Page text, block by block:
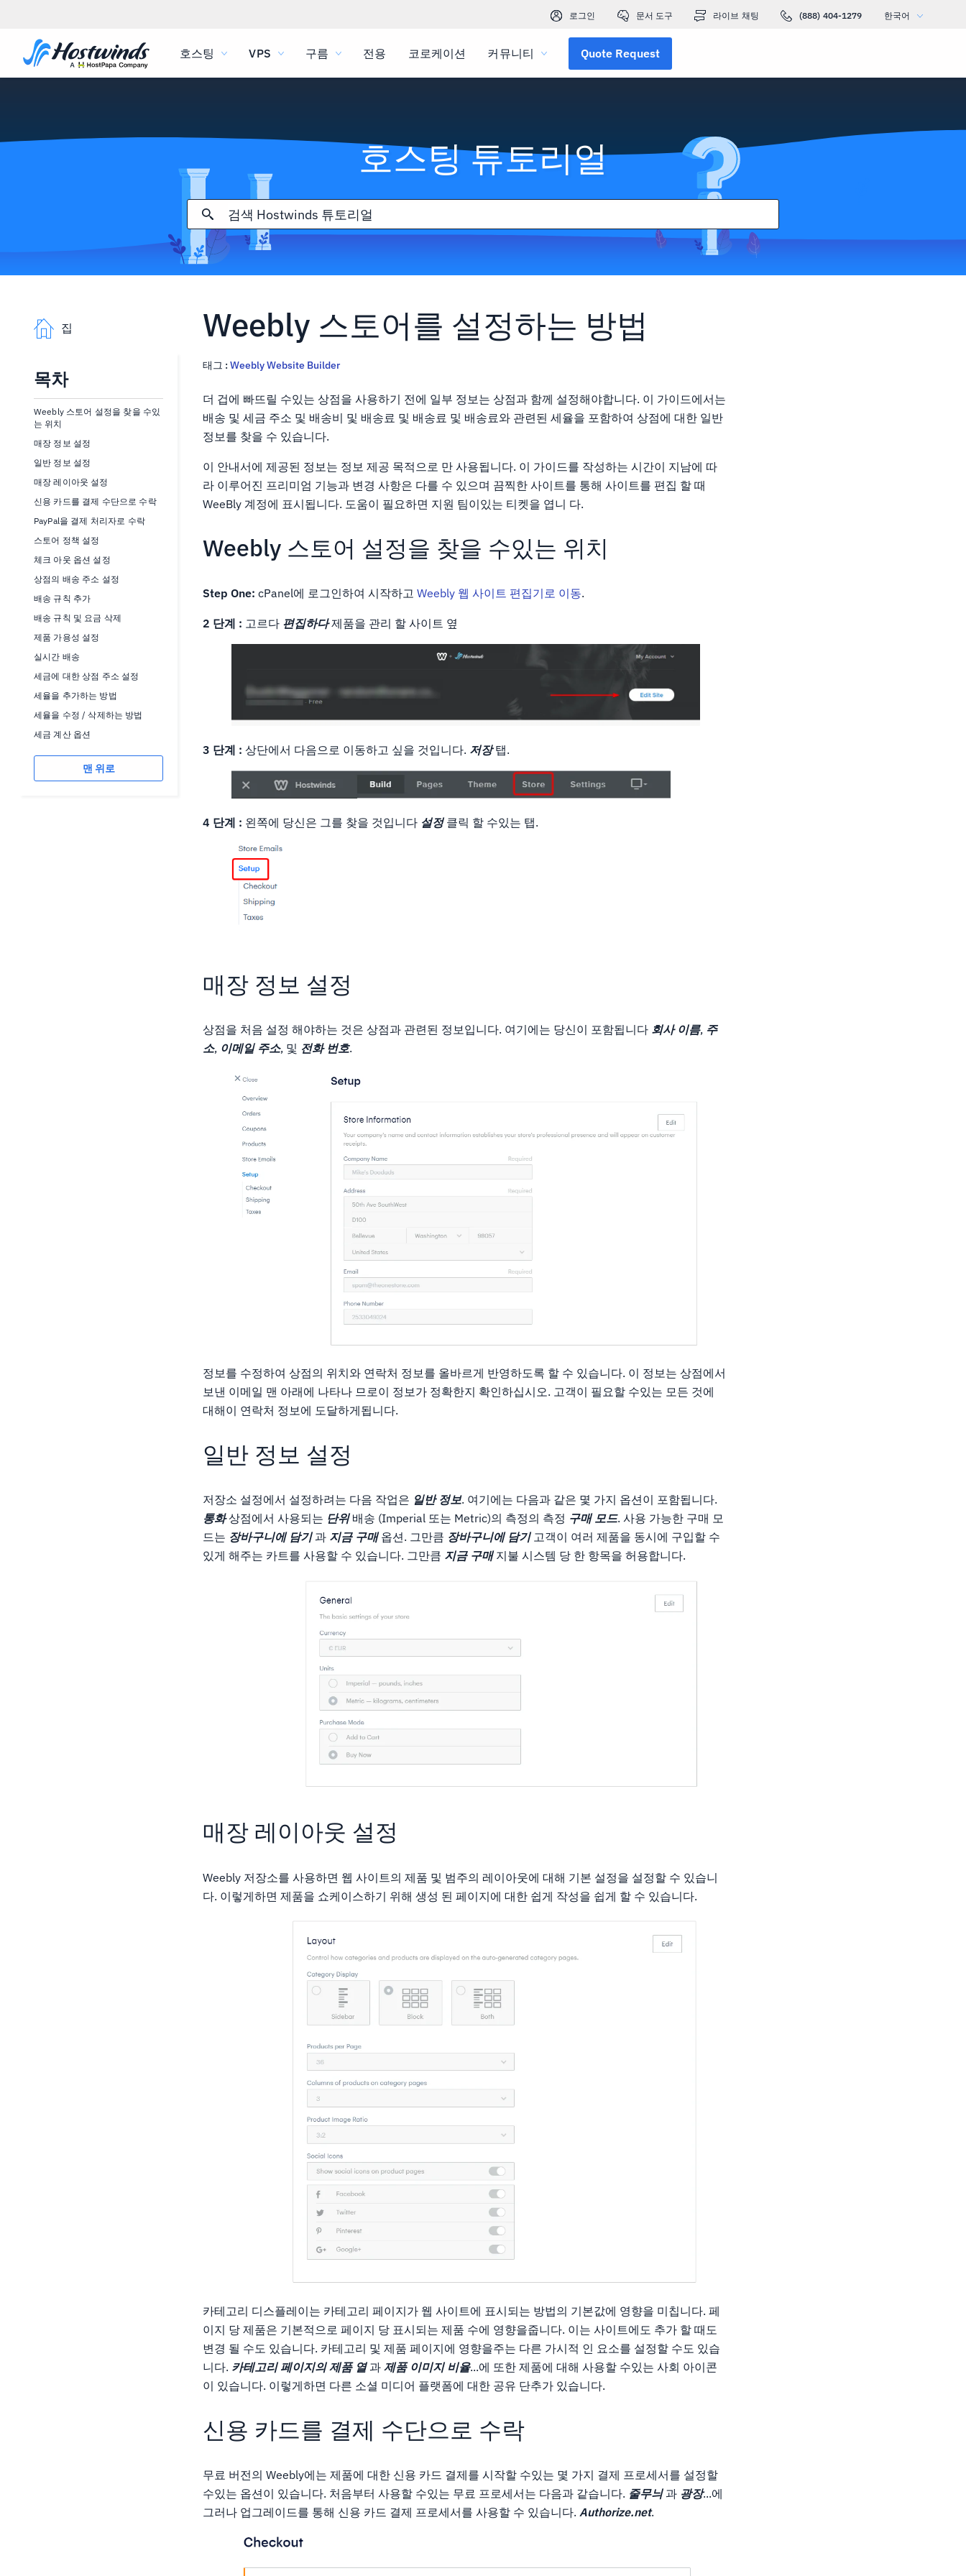
로그인 문서 도구 라이브 채팅 (888) 404-1279 한국어
호스팅 VPS 구름 전용 코로케이션 커뮤니티 Quote Request
호스팅 튜토리얼
집
목차
Weebly 스토어 설정을 찾을 수있
는 위치
매장 정보 설정
일반 정보 설정
매장 레이아웃 설정
신용 카드를 결제 수단으로 수락
PayPal을 결제 처리자로 수락
스토어 정책 설정
체크 아웃 옵션 설정
상점의 배송 주소 설정
배송 규칙 추가
배송 규칙 및 요금 삭제
제품 가용성 설정
실시간 배송
세금에 대한 상점 주소 설정
세율을 추가하는 방법
세율을 수정 / 삭제하는 방법
세금 계산 옵션
맨 위로
Weebly 스토어를 설정하는 방법
태그 : Weebly Website Builder
더 겁에 빠뜨릴 수있는 상점을 사용하기 전에 일부 정보는 상점과 함께 설정해야합니다. 이 가이드에서는
배송 및 세금 주소 및 배송비 및 배송료 및 배송료 및 배송료와 관련된 세율을 포함하여 상점에 대한 일반
정보를 찾을 수 있습니다.
이 안내서에 제공된 정보는 정보 제공 목적으로 만 사용됩니다. 이 가이드를 작성하는 시간이 지남에 따
라 이루어진 프리미엄 기능과 변경 사항은 다를 수 있으며 끔찍한 사이트를 통해 사이트를 편집 할 때
WeeBly 계정에 표시됩니다. 도움이 필요하면 지원 팀이있는 티켓을 엽니 다.
Weebly 스토어 설정을 찾을 수있는 위치
Step One: cPanel에 로그인하여 시작하고Weebly 웹 사이트 편집기로 이동.
2 단계 : 고르다 편집하다제품을 관리 할 사이트 옆
3 단계 : 상단에서 다음으로 이동하고 싶을 것입니다. 저장탭.
4 단계 : 왼쪽에 당신은 그를 찾을 것입니다 설정클릭 할 수있는 탭.
매장 정보 설정
상점을 처음 설정 해야하는 것은 상점과 관련된 정보입니다. 여기에는 당신이 포함됩니다 회사 이름, 주
소, 이메일 주소, 및 전화 번호.
정보를 수정하여 상점의 위치와 연락처 정보를 올바르게 반영하도록 할 수 있습니다. 이 정보는 상점에서
보낸 이메일 맨 아래에 나타나 므로이 정보가 정확한지 확인하십시오. 고객이 필요할 수있는 모든 것에
대해이 연락처 정보에 도달하게됩니다.
일반 정보 설정
저장소 설정에서 설정하려는 다음 작업은 일반 정보. 여기에는 다음과 같은 몇 가지 옵션이 포함됩니다.
통화상점에서 사용되는 단위배송 (Imperial 또는 Metric)의 측정의 측정 구매 모드. 사용 가능한 구매 모
드는 장바구니에 담기과 지금 구매옵션. 그만큼 장바구니에 담기고객이 여러 제품을 동시에 구입할 수
있게 해주는 카트를 사용할 수 있습니다. 그만큼 지금 구매지불 시스템 당 한 항목을 허용합니다.
매장 레이아웃 설정
Weebly 저장소를 사용하면 웹 사이트의 제품 및 범주의 레이아웃에 대해 기본 설정을 설정할 수 있습니
다. 이렇게하면 제품을 쇼케이스하기 위해 생성 된 페이지에 대한 쉽게 작성을 쉽게 할 수 있습니다.
카테고리 디스플레이는 카테고리 페이지가 웹 사이트에 표시되는 방법의 기본값에 영향을 미칩니다. 페
이지 당 제품은 기본적으로 페이지 당 표시되는 제품 수에 영향을줍니다. 이는 사이트에도 추가 할 때도
변경 될 수도 있습니다. 카테고리 및 제품 페이지에 영향을주는 다른 가시적 인 요소를 설정할 수도 있습
니다. 카테고리 페이지의 제품 열과제품 이미지 비율...에 또한 제품에 대해 사용할 수있는 사회 아이콘
이 있습니다. 이렇게하면 다른 소셜 미디어 플랫폼에 대한 공유 단추가 있습니다.
신용 카드를 결제 수단으로 수락
무료 버전의 Weebly에는 제품에 대한 신용 카드 결제를 시작할 수있는 몇 가지 결제 프로세서를 설정할
수있는 옵션이 있습니다. 처음부터 사용할 수있는 무료 프로세서는 다음과 같습니다. 줄무늬과 광장...에
그러나 업그레이드를 통해 신용 카드 결제 프로세서를 사용할 수 있습니다.Authorize.net.